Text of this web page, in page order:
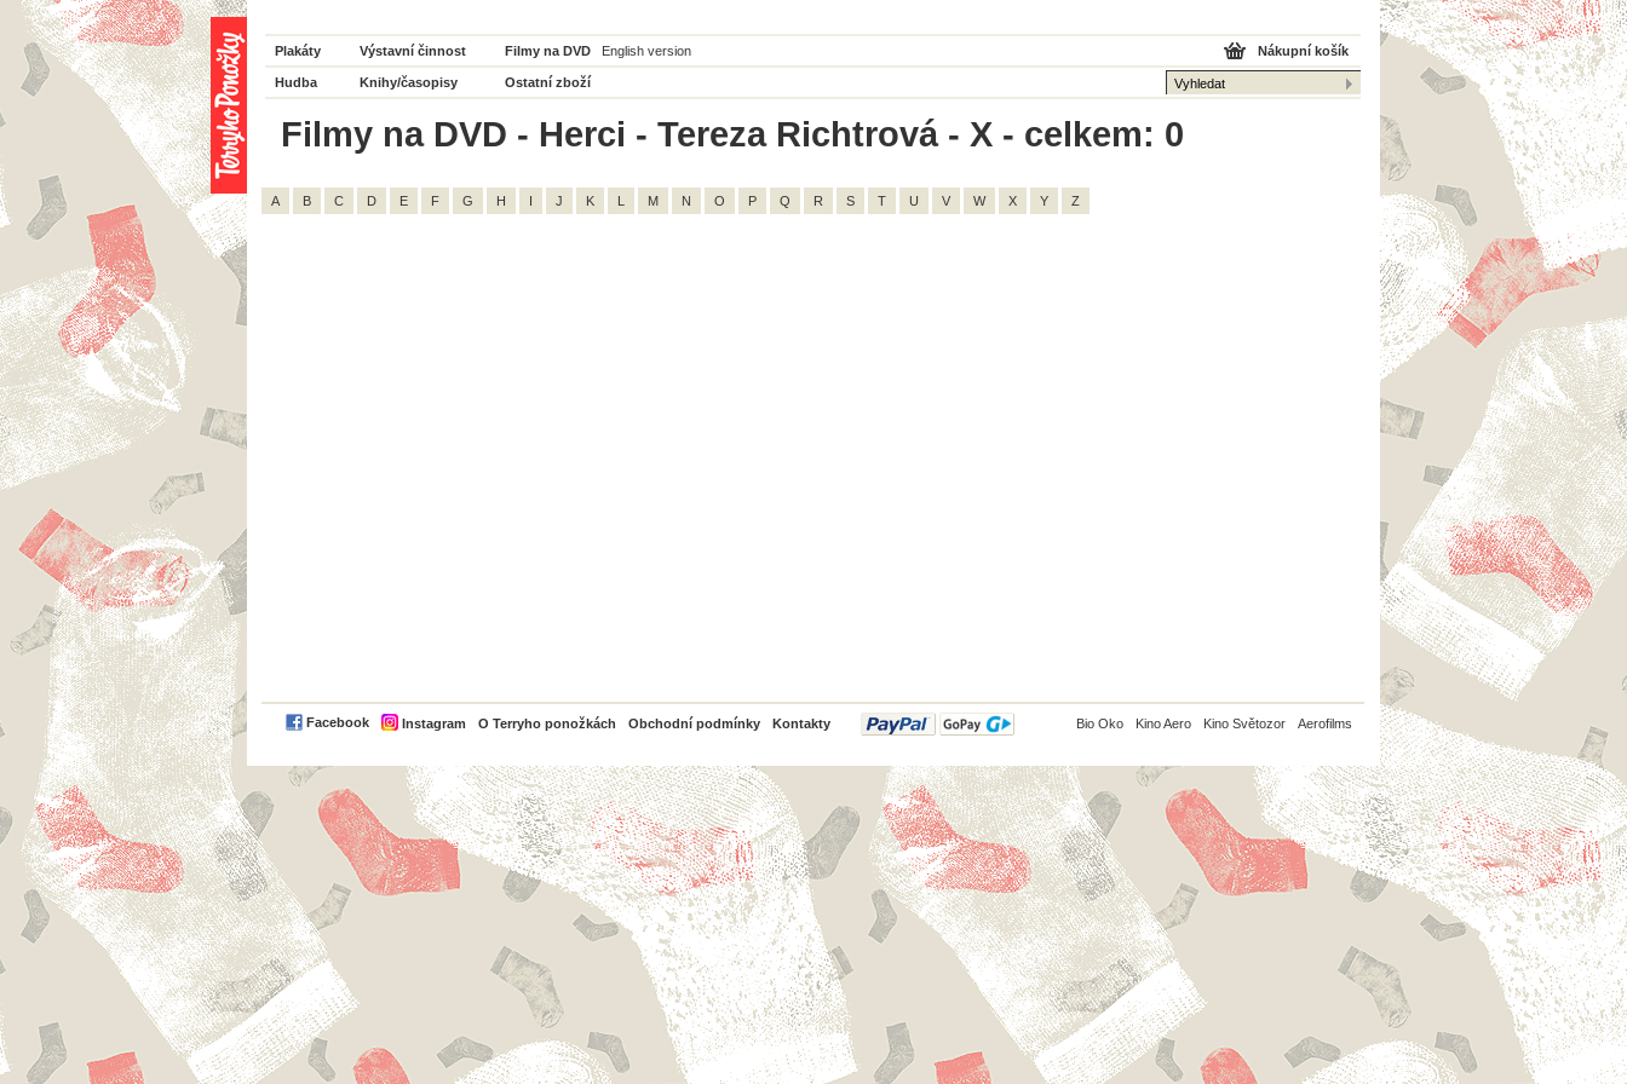
Plakáty Výstavní činnost Filmy na DVD English version
Hudba Knihy/časopisy Ostatní zboží
Nákupní košík
Filmy na DVD - Herci - Tereza Richtrová - X - celkem: 0
A B C D E F G H I J K L M N O P Q R S T U V W X Y Z
Facebook Instagram O Terryho ponožkách Obchodní podmínky Kontakty
PayPal Bio Oko Kino Aero Kino Světozor Aerofilms